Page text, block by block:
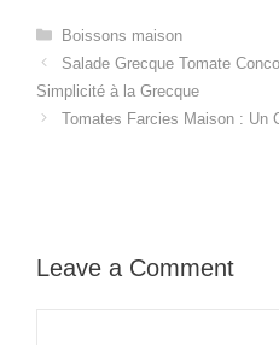
Categories
Boissons maison
Salade Grecque Tomate
Simplicité à la Grecque
Tomates Farcies Maison : Un
Leave a Comment